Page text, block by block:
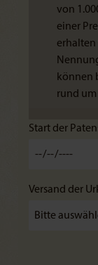
von
einer
erhalten
können
rund
Start der
Versand der